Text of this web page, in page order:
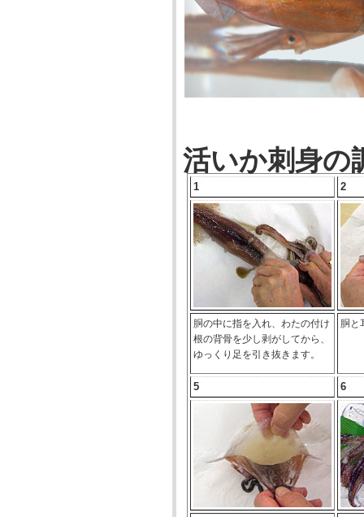
活いか刺身の
1 2
胴の中に指を入れ、わたの付け
根の背骨を少し剥がしてから、
ゆっくり足を引き抜きます。
胴と
5 6